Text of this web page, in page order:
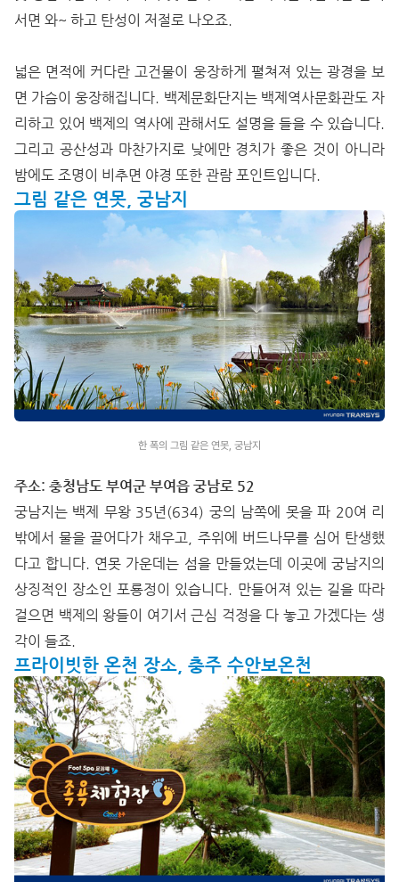
서면 와~ 하고 탄성이 저절로 나오죠.
넓은 면적에 커다란 고건물이 웅장하게 펼쳐져 있는 광경을 보
면 가슴이 웅장해집니다. 백제문화단지는 백제역사문화관도 자
리하고 있어 백제의 역사에 관해서도 설명을 들을 수 있습니다.
그리고 공산성과 마찬가지로 낮에만 경치가 좋은 것이 아니라
밤에도 조명이 비추면 야경 또한 관람 포인트입니다.
그림 같은 연못, 궁남지
한 폭의 그림 같은 연못, 궁남지
주소: 충청남도 부여군 부여읍 궁남로 52
궁남지는 백제 무왕 35년(634) 궁의 남쪽에 못을 파 20여 리
밖에서 물을 끌어다가 채우고, 주위에 버드나무를 심어 탄생했
다고 합니다. 연못 가운데는 섬을 만들었는데 이곳에 궁남지의
상징적인 장소인 포룡정이 있습니다. 만들어져 있는 길을 따라
걸으면 백제의 왕들이 여기서 근심 걱정을 다 놓고 가겠다는 생
각이 들죠.
프라이빗한 온천 장소, 충주 수안보온천